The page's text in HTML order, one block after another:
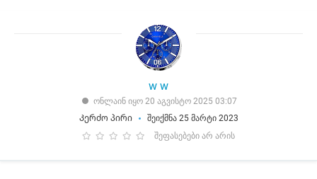
w w
ონლაინ იყო 20 აგვისტო 2025 03:07
Კერძო პირი
შეიქმნა 25 მარტი 2023
შეფასებები არ არის